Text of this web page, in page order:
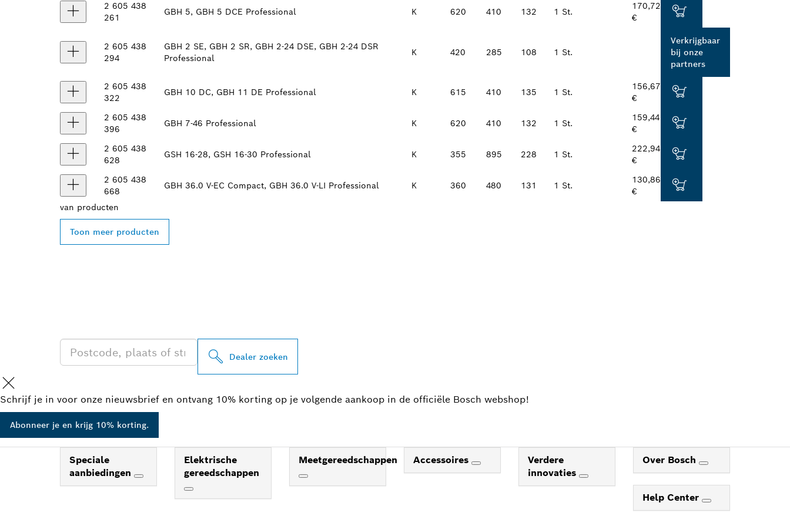
2 605 438
261
GBH 5, GBH 5 DCE Professional K 620 410 132 1 St.
170,72
€
2 605 438
294
GBH 2 SE, GBH 2 SR, GBH 2-24 DSE, GBH 2-24 DSR
Professional
K 420 285 108 1 St.
Verkrijgbaar
bij onze
partners
2 605 438
322
GBH 10 DC, GBH 11 DE Professional K 615 410 135 1 St.
156,67
€
2 605 438
396
GBH 7-46 Professional K 620 410 132 1 St.
159,44
€
2 605 438
628
GSH 16-28, GSH 16-30 Professional K 355 895 228 1 St.
222,94
€
2 605 438
668
GBH 36.0 V-EC Compact, GBH 36.0 V-LI Professional K 360 480 131 1 St.
130,86
€
van producten
Toon meer producten
Dealer zoeken
Schrijf je in voor onze nieuwsbrief en ontvang 10% korting op je volgende aankoop in de officiële Bosch webshop!
Abonneer je en krijg 10% korting.
Speciale
aanbiedingen
Elektrische
gereedschappen
Meetgereedschappen Accessoires
Verdere
innovaties
Over Bosch
Help Center